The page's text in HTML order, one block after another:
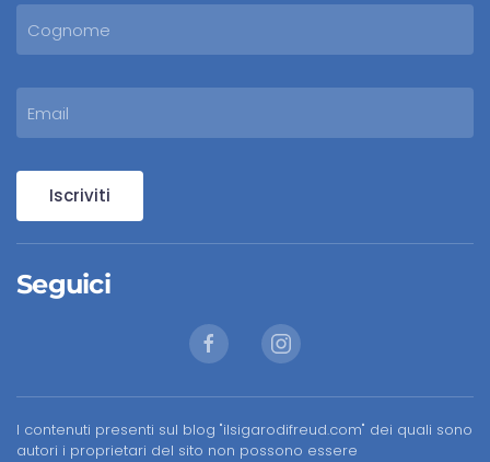
Iscriviti
Seguici
I contenuti presenti sul blog "ilsigarodifreud.com" dei quali sono
autori i proprietari del sito non possono essere